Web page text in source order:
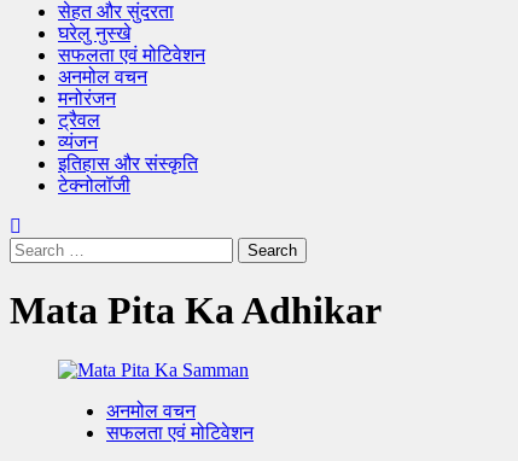
सेहत और सुंदरता
घरेलु नुस्खे
सफलता एवं मोटिवेशन
अनमोल वचन
मनोरंजन
ट्रैवल
व्यंजन
इतिहास और संस्कृति
टेक्नोलॉजी
Search
for:
Mata Pita Ka Adhikar
अनमोल वचन
सफलता एवं मोटिवेशन